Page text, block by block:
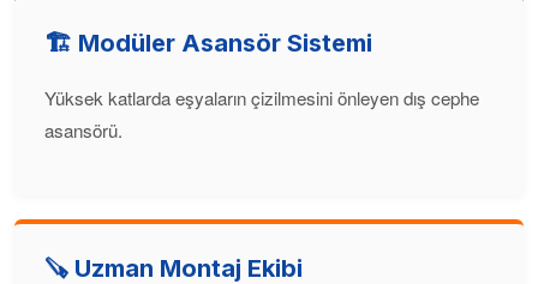
🏗️ Modüler Asansör Sistemi
Yüksek katlarda eşyaların çizilmesini önleyen dış cephe
asansörü.
🪚 Uzman Montaj Ekibi